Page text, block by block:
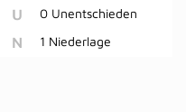
U 0 Unentschieden
N 1 Niederlage